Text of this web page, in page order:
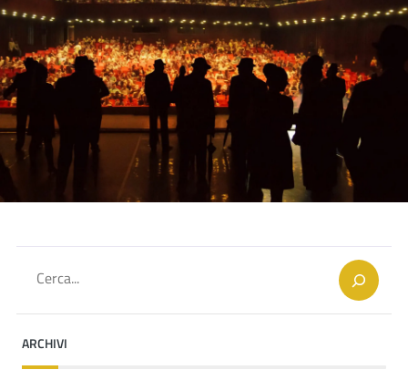
Cerca
ARCHIVI